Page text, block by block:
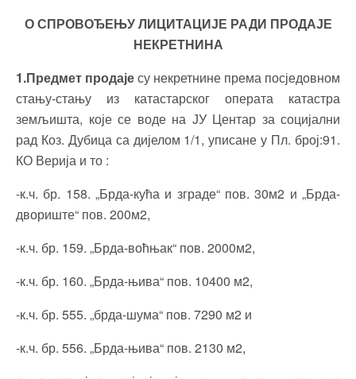
О СПРОВОЂЕЊУ ЛИЦИТАЦИЈЕ РАДИ ПРОДАЈЕ
НЕКРЕТНИНА
1.Предмет продајесу некретнине према посједовном
стању-стању из катастарског операта катастра
земљишта, које се воде на ЈУ Центар за социјални
рад Коз. Дубица са дијелом 1/1, уписане у Пл. број:91.
КО Верија и то :
-к.ч. бр. 158. „Брда-кућа и зграде“ пов. 30м2 и „Брда-
двориште“ пов. 200м2,
-к.ч. бр. 159. „Брда-воћњак“ пов. 2000м2,
-к.ч. бр. 160. „Брда-њива“ пов. 10400 м2,
-к.ч. бр. 555. „брда-шума“ пов. 7290 м2 и
-к.ч. бр. 556. „Брда-њива“ пов. 2130 м2,